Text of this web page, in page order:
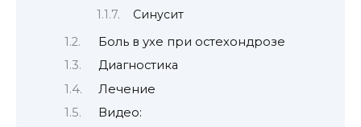
Синусит
Боль в ухе при остехондрозе
Диагностика
Лечение
Видео: